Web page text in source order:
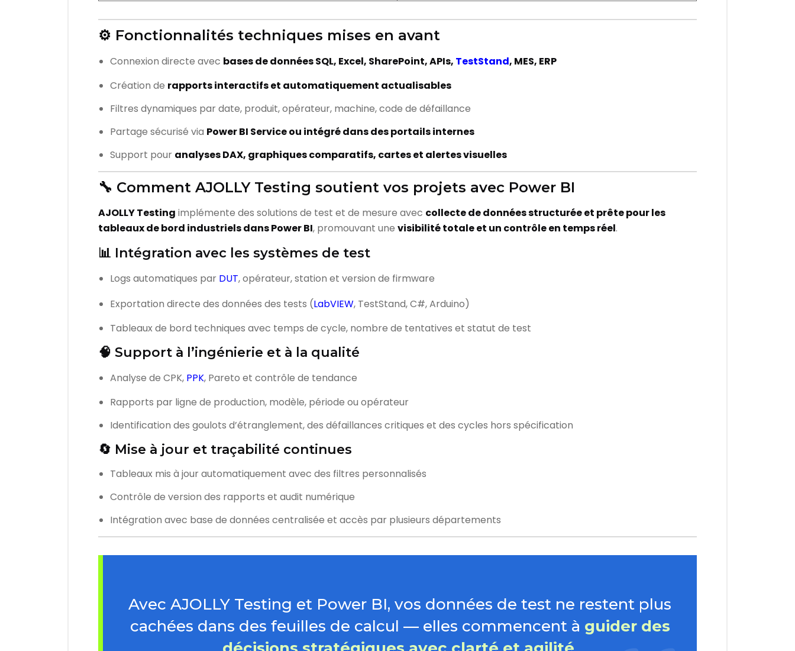
⚙️ Fonctionnalités techniques mises en avant
Connexion directe avec bases de données SQL, Excel, SharePoint, APIs, TestStand, MES, ERP
Création de rapports interactifs et automatiquement actualisables
Filtres dynamiques par date, produit, opérateur, machine, code de défaillance
Partage sécurisé via Power BI Service ou intégré dans des portails internes
Support pour analyses DAX, graphiques comparatifs, cartes et alertes visuelles
🔧 Comment AJOLLY Testing soutient vos projets avec Power BI
AJOLLY Testing implémente des solutions de test et de mesure avec collecte de données structurée et prête pour les
tableaux de bord industriels dans Power BI, promouvant une visibilité totale et un contrôle en temps réel.
📊 Intégration avec les systèmes de test
Logs automatiques par DUT, opérateur, station et version de firmware
Exportation directe des données des tests (LabVIEW, TestStand, C#, Arduino)
Tableaux de bord techniques avec temps de cycle, nombre de tentatives et statut de test
🧠 Support à l’ingénierie et à la qualité
Analyse de CPK, PPK, Pareto et contrôle de tendance
Rapports par ligne de production, modèle, période ou opérateur
Identification des goulots d’étranglement, des défaillances critiques et des cycles hors spécification
🔄 Mise à jour et traçabilité continues
Tableaux mis à jour automatiquement avec des filtres personnalisés
Contrôle de version des rapports et audit numérique
Intégration avec base de données centralisée et accès par plusieurs départements
Avec AJOLLY Testing et Power BI, vos données de test ne restent plus
cachées dans des feuilles de calcul — elles commencent à guider des